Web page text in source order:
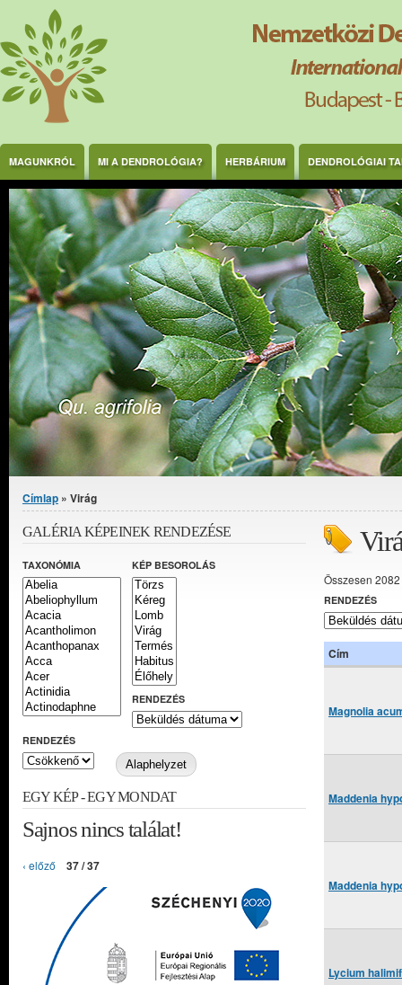
Ugrás a tartalomra
MAGUNKRÓL MI A DENDROLÓGIA? HERBÁRIUM DENDROLÓGIAI
Jelenlegi hely
Címlap » Virág
Összesen
RENDEZÉS
Cím
Magnolia
Maddenia
Maddenia
Lycium
GALÉRIA KÉPEINEK RENDEZÉSE
TAXONÓMIA KÉP BESOROLÁS
RENDEZÉS
RENDEZÉS
EGY KÉP - EGY MONDAT
Sajnos nincs találat!
‹ előző 37 / 37